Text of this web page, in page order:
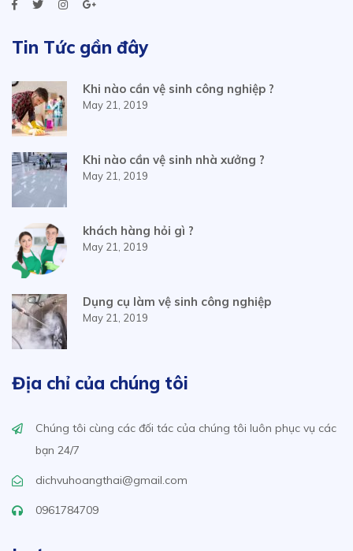
Tin Tức gần đây
Khi nào cần vệ sinh công nghiệp ?
May 21, 2019
Khi nào cần vệ sinh nhà xưởng ?
May 21, 2019
khách hàng hỏi gì ?
May 21, 2019
Dụng cụ làm vệ sinh công nghiệp
May 21, 2019
Địa chỉ của chúng tôi
Chúng tôi cùng các đối tác của chúng tôi luôn phục vụ các
bạn 24/7
dichvuhoangthai@gmail.com
0961784709